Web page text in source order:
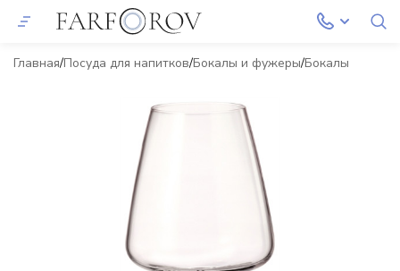
Главная Посуда для напитков Бокалы и фужеры Бокалы